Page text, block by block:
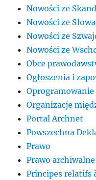
Nowości ze
Nowości ze
Nowości ze
Nowości ze
Obce
Ogłoszenia i
Oprogramowanie
Organizacje
Portal Archnet
Powszechna
Prawo
Prawo
Principes relatifs